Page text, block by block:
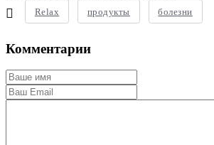
Relax продукты болезни
Комментарии